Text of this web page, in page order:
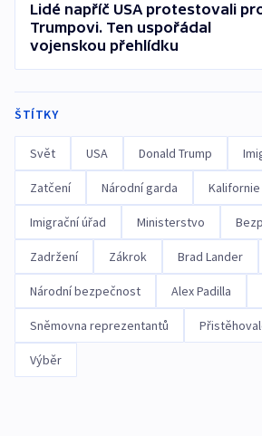
Lidé napříč USA protestovali
Trumpovi. Ten uspořádal
vojenskou přehlídku
ŠTÍTKY
Svět USA Donald Trump
Zatčení Národní garda Kalifornie
Imigrační úřad Ministerstvo
Zadržení Zákrok Brad Lander
Národní bezpečnost Alex Padilla
Sněmovna reprezentantů
Výběr